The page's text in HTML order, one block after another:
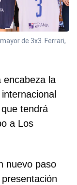
de 3x3. Ferrari,
encabeza la
tendrá
a Los
nuevo paso